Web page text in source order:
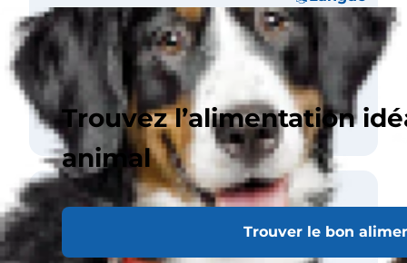
Trouvez l’alimentation
animal
Trouver le bon
Poids
Mâle 29-34 kg
Femelle 25-29 kg
Taille (au garrot)
Mâle 61 cm
Femelle 56 cm
Pelage
Longueur Moyen